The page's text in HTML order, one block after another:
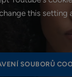
this
SOUBORŮ